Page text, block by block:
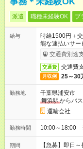
派遣 職種未経験OK ブ
給与
時給1500円＋
能な速払いサー
交通費別途
交通費 交通費
月収例 25～30
勤務地
千葉県浦安市
舞浜駅からバ
運輸会社
勤務時間 10:00～18:00
期間 【急募】即日